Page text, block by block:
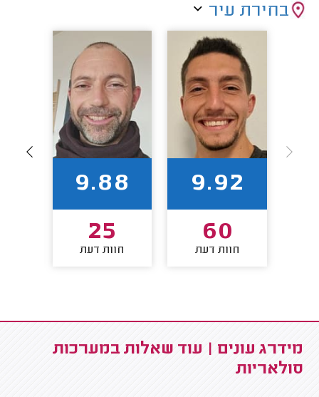
בחירת עיר
9.92
60
חוות דעת
9.88
25
חוות דעת
מידרג עונים | עוד שאלות במערכות
סולאריות